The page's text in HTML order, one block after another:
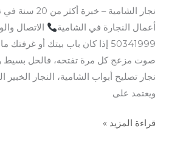
نجار الشامية –
أعمال النجارة في الشامية
50341999 إذا كان باب بيتك أو
صوت مزعج كل مرة تفتحه، فالحل
نجار تصليح أبواب الشامية، النجار
ويعتمد على
قراءة المزيد »